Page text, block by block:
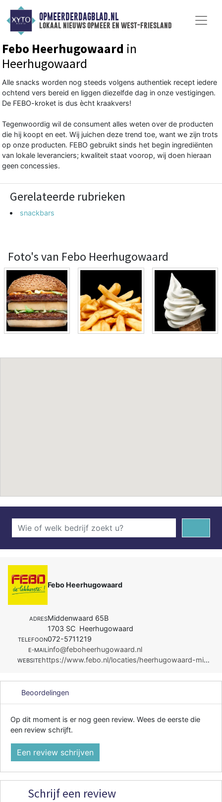
OPMEERDERDAGBLAD.NL
lokaal nieuws opmeer en west-friesland
Febo Heerhugowaard in
Heerhugowaard
Alle snacks worden nog steeds volgens authentiek recept iedere
ochtend vers bereid en liggen diezelfde dag in onze vestigingen.
De FEBO-kroket is dus ècht kraakvers!
Tegenwoordig wil de consument alles weten over de producten
die hij koopt en eet. Wij juichen deze trend toe, want we zijn trots
op onze producten. FEBO gebruikt sinds het begin ingrediënten
van lokale leveranciers; kwaliteit staat voorop, wij doen hieraan
geen concessies.
Gerelateerde rubrieken
snackbars
Foto's van Febo Heerhugowaard
Febo Heerhugowaard
ADRESMiddenwaard 65B
1703 SC Heerhugowaard
TELEFOON072-5711219
E-MAILinfo@feboheerhugowaard.nl
WEBSITE https://www.febo.nl/locaties/heerhugowaard-middenwaard/
Beoordelingen
Op dit moment is er nog geen review. Wees de eerste die
een review schrijft.
Een review schrijven
Schrijf een review